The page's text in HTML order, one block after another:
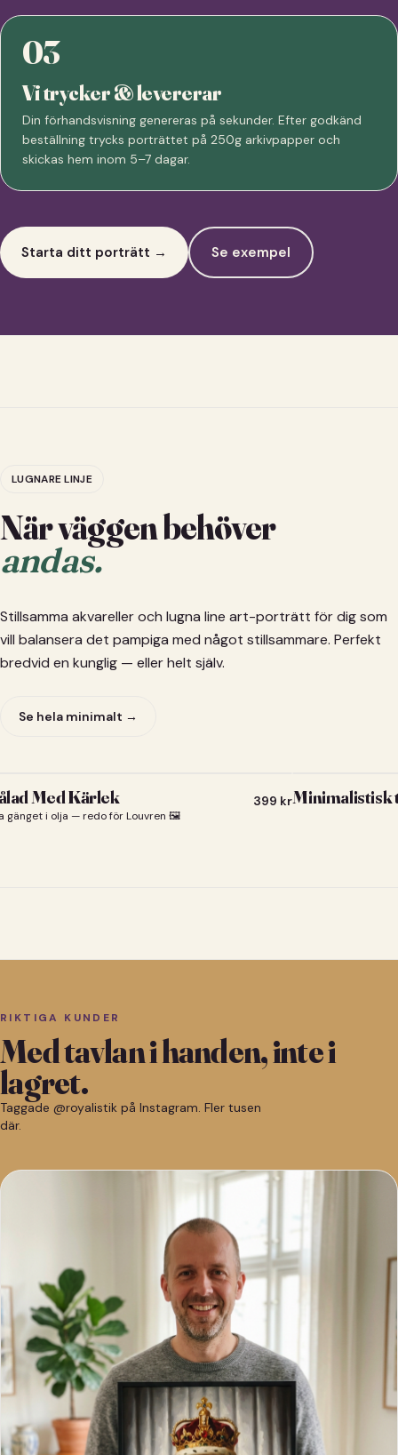
03
Vi trycker & levererar
Din förhandsvisning genereras på sekunder. Efter godkänd
beställning trycks porträttet på 250g arkivpapper och
skickas hem inom 5–7 dagar.
Starta ditt porträtt → Se exempel
LUGNARE LINJE
När väggen behöver
andas.
Stillsamma akvareller och lugna line art-porträtt för dig som
vill balansera det pampiga med något stillsammare. Perfekt
bredvid en kunglig — eller helt själv.
Se hela minimalt →
Med Kärlek
gänget i olja — redo för Louvren 🖼️
399 krMinimalistisk
RIKTIGA KUNDER
Med tavlan i handen, inte i
lagret.
Taggade @royalistik på Instagram. Fler tusen
där.